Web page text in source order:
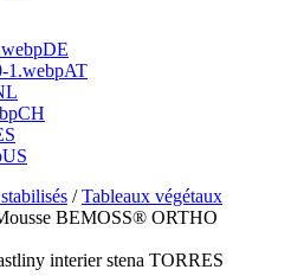
DE
AT
CH
US
/Tableaux végétaux
BEMOSS® ORTHO